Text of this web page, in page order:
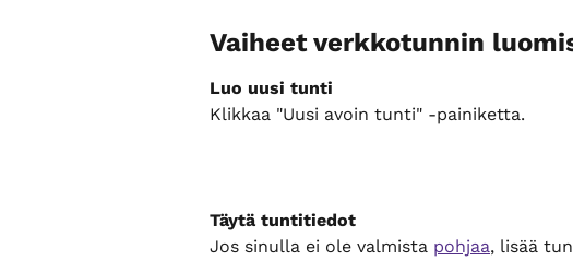
Vaiheet verkkotunnin
Luo uusi tunti
Klikkaa "Uusi avoin tunti" -painiketta.
Täytä tuntitiedot
Jos sinulla ei ole valmista pohjaa, lisää